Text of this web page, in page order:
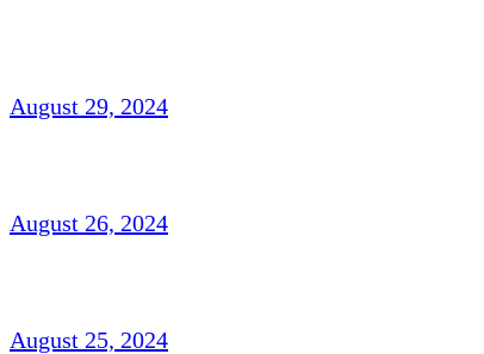
August 29, 2024
August 26, 2024
August 25, 2024